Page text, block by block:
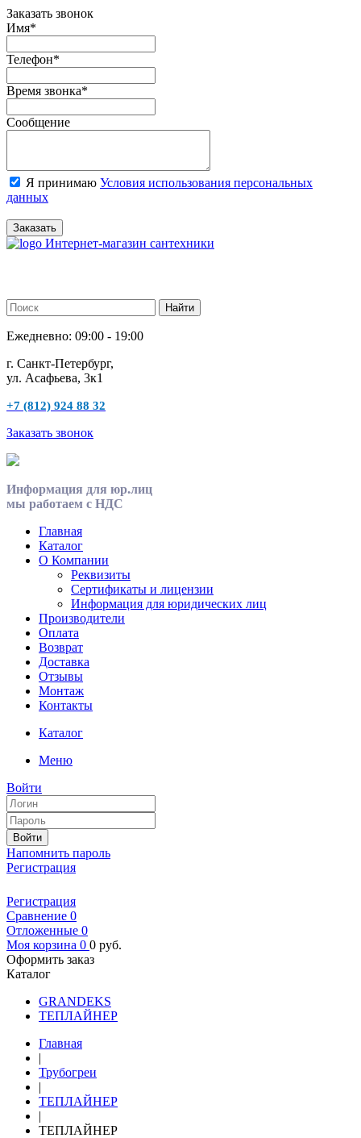
Заказать звонок
Имя*
Телефон*
Время звонка*
Сообщение
Я принимаю Условия использования персональных
данных
Заказать
Интернет-магазин сантехники
Ежедневно: 09:00 - 19:00
г. Санкт-Петербург,
ул. Асафьева, 3к1
+7 (812) 924 88 32
Заказать звонок
Информация для юр.лиц
мы работаем с НДС
Главная
Каталог
О Компании
Реквизиты
Сертификаты и лицензии
Информация для юридических лиц
Производители
Оплата
Возврат
Доставка
Отзывы
Монтаж
Контакты
Каталог
Меню
Войти
Войти
Напомнить пароль
Регистрация
Регистрация
Сравнение 0
Отложенные 0
Моя корзина 0 0 руб.
Оформить заказ
Каталог
GRANDEKS
ТЕПЛАЙНЕР
Главная
|
Трубогреи
|
ТЕПЛАЙНЕР
|
ТЕПЛАЙНЕР